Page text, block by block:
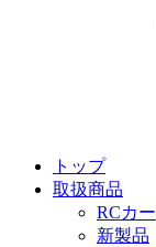
トップ
取扱商品
RCカー
新製品